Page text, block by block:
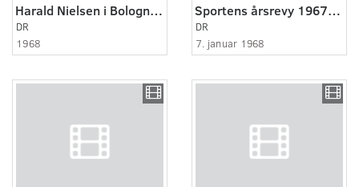
Harald Nielsen i Bologna del 2
DR
1968
Sportens årsrevy 1967 1:2
DR
7. januar 1968